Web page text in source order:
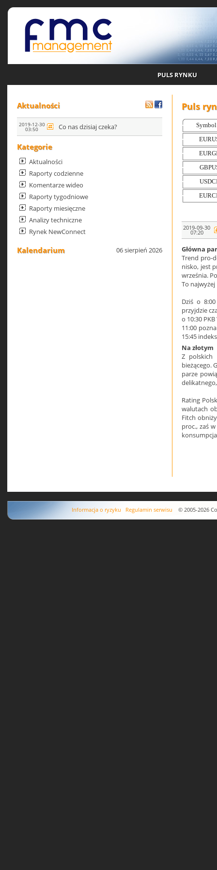
PULS RYNKU
Aktualności
2019-12-30
03:50 Co nas dzisiaj czeka?
Kategorie
Aktualności
Raporty codzienne
Komentarze wideo
Raporty tygodniowe
Raporty miesięczne
Analizy techniczne
Rynek NewConnect
Kalendarium 06 sierpień 2026
Puls
2019-09-30
07:20
Główna
Trend pro-
nisko, jest
września.
To
Dziś o
przyjdzie
o 10:30
11:00
15:45
Na złotym
Z polskich
bieżącego.
parze
Rating
walutach
Fitch
proc., zaś
Informacja o ryzyku Regulamin serwisu © 2005-2026